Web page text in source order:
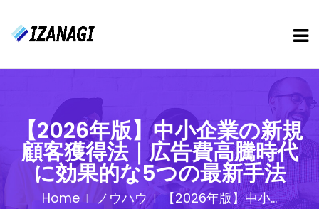
【2026年版】中小企業の新規
顧客獲得法｜広告費高騰時代
に効果的な5つの最新手法
Home ノウハウ 【2026年版】中小...